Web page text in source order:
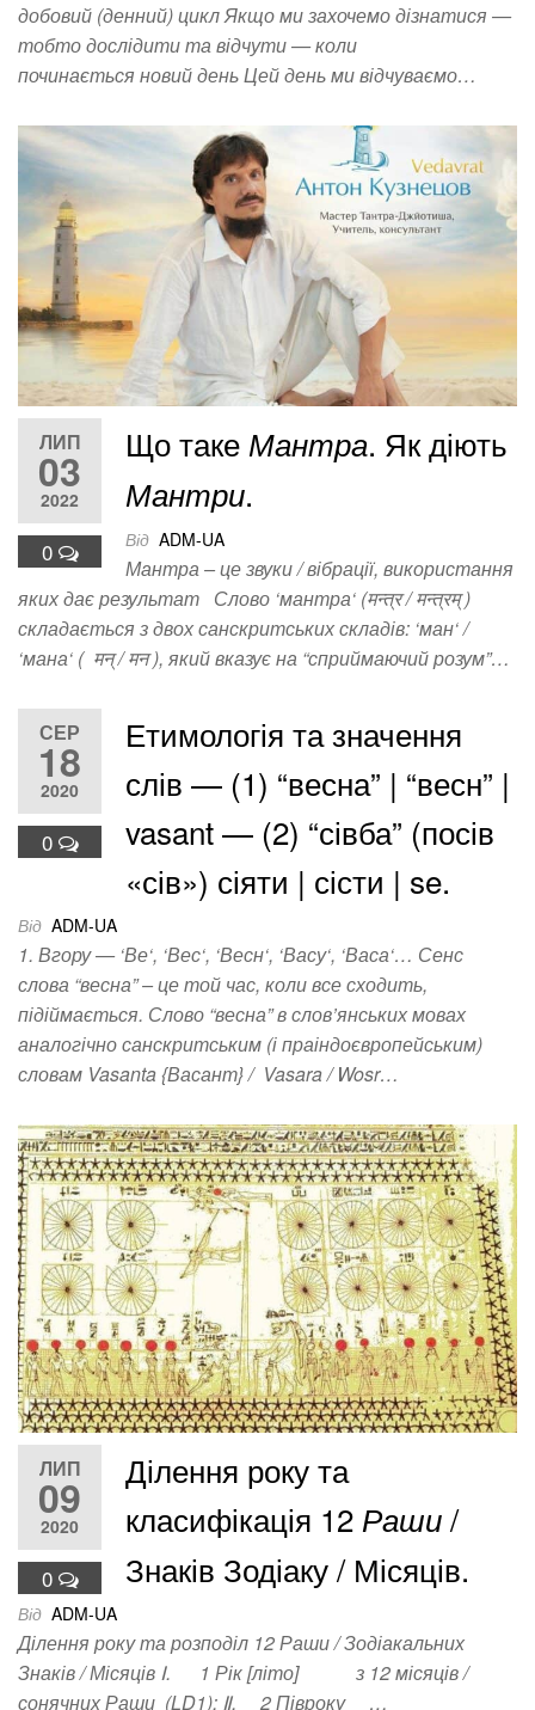
добовий (денний) цикл Якщо ми захочемо дізнатися —
тобто дослідити та відчути — коли
починається новий день Цей день ми відчуваємо…
ЛИП
03
2022
0
Що таке Мантра. Як діють
Мантри.
Від ADM-UA
Мантра – це звуки / вібрації, використання
яких дає результат Слово ‘мантра‘ (मन्त्र / मन्त्रम् )
складається з двох санскритських складів: ‘ман‘ /
‘мана‘ ( मन् / मन ), який вказує на “сприймаючий розум”…
СЕР
18
2020
0
Етимологія та значення
слів — (1) “весна” | “весн” |
vasant — (2) “сівба” (посів
«сів») сіяти | сісти | se.
Від ADM-UA
1. Вгору — ‘Ве‘, ‘Вес‘, ‘Весн‘, ‘Васу‘, ‘Васа‘… Сенс
слова “весна” – це той час, коли все сходить,
підіймається. Слово “весна” в слов’янських мовах
аналогічно санскритським (і праіндоєвропейським)
словам Vasanta {Васант} / Vasara / Wosr…
ЛИП
09
2020
0
Ділення року та
класифікація 12 Раши/
Знаків Зодіаку / Місяців.
Від ADM-UA
Ділення року та розподіл 12 Раши / Зодіакальних
Знаків / Місяців Ⅰ. 1 Рік [літо] з 12 місяців /
сонячних Раши (LD1); Ⅱ. 2 Півроку …